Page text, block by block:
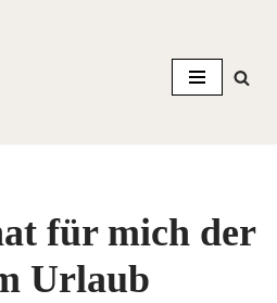
für mich der
Urlaub